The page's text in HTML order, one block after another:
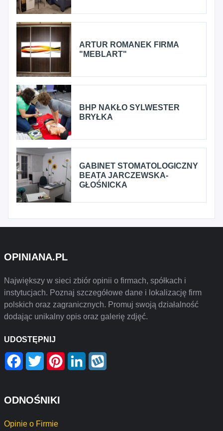
ARTUR ROMANEK FIRMA
"MEBLART"
BHP NAKŁO SYLWESTER
BRYŁKA
GABINET STOMATOLOGICZNY
BEATA JARCZEWSKA-
GŁOŚNICKA
OPINIANA.PL
Największy w sieci zbiór opinii o firmach, spółkach i
instytucjach. Poznaj szczegółowe dane i lokalizację firm
polskich oraz zagranicznych. Promuj swoją działalność
dodając unikalny opis oraz galerię zdjęć.
UDOSTĘPNIJ
Facebook
Twitter PinterestLinkedIn
ODNOŚNIKI
Opinie o Firmie